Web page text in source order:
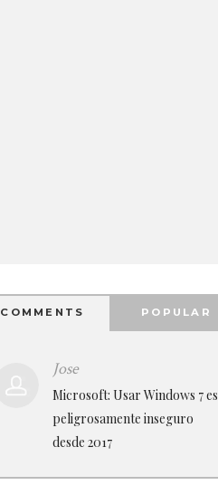
COMMENTS POPULAR
Jose
Microsoft: Usar Windows 7 es
peligrosamente inseguro
desde 2017